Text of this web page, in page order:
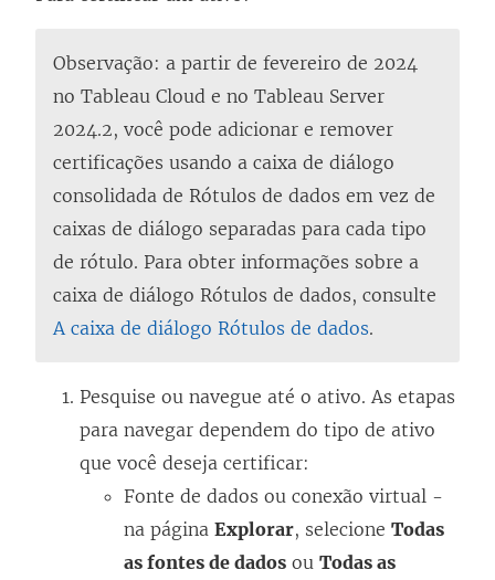
Observação: a partir de fevereiro de 2024
no Tableau Cloud e no Tableau Server
2024.2, você pode adicionar e remover
certificações usando a caixa de diálogo
consolidada de Rótulos de dados em vez de
caixas de diálogo separadas para cada tipo
de rótulo. Para obter informações sobre a
caixa de diálogo Rótulos de dados, consulte
A caixa de diálogo Rótulos de dados.
Pesquise ou navegue até o ativo. As etapas
para navegar dependem do tipo de ativo
que você deseja certificar:
Fonte de dados ou conexão virtual -
na página Explorar, selecione Todas
as fontes de dados ou Todas as